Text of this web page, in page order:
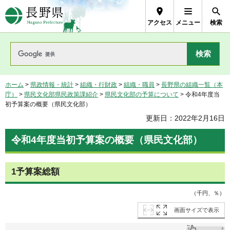
長野県Nagano Prefecture
アクセス メニュー 検索
ホーム > 県政情報・統計 > 組織・行財政 > 組織・職員 > 長野県の組織一覧（本
庁）
> 県民文化部県民政策課紹介 > 県民文化部の予算について > 令和4年度当
初予算案の概要（県民文化部）
更新日：2022年2月16日
令和4年度当初予算案の概要（県民文化部）
1予算案総額
（千円、％）
画面サイズで表示